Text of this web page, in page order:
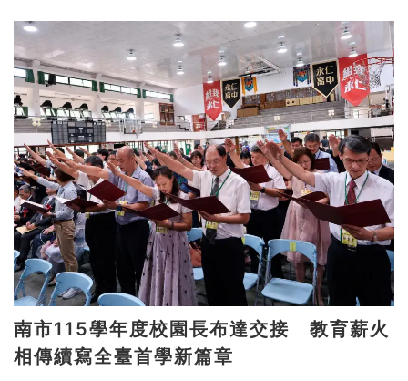
南市115學年度校園長布達交接 教育薪火
相傳續寫全臺首學新篇章